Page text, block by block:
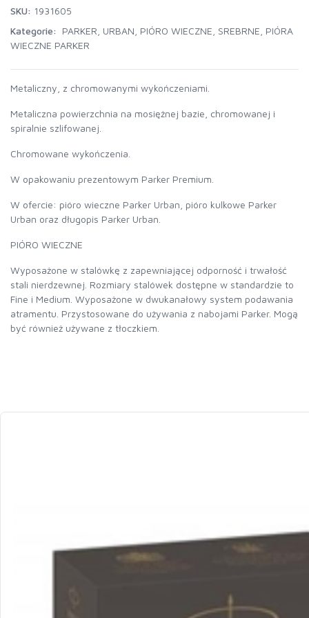
SKU: 1931605
Kategorie:
PARKER URBAN PIÓRO WIECZNE SREBRNE PIÓRA
WIECZNE PARKER
Metaliczny, z chromowanymi wykończeniami.
Metaliczna powierzchnia na mosiężnej bazie, chromowanej i
spiralnie szlifowanej.
Chromowane wykończenia.
W opakowaniu prezentowym Parker Premium.
W ofercie: pióro wieczne Parker Urban, pióro kulkowe Parker
Urban oraz długopis Parker Urban.
PIÓRO WIECZNE
Wyposażone w stalówkę z zapewniającej odporność i trwałość
stali nierdzewnej. Rozmiary stalówek dostępne w standardzie to
Fine i Medium. Wyposażone w dwukanałowy system podawania
atramentu. Przystosowane do używania z nabojami Parker. Mogą
być również używane z tłoczkiem.